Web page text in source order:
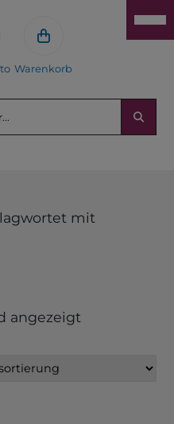
Warenkorb
mit
angezeigt